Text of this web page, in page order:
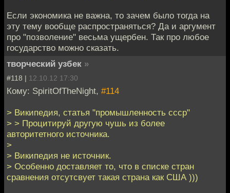
Если экономика не важна, то зачем было тогда на
эту тему вообще распространяться? Да и аргумент
про "позволение" весьма ущербен. Так про любое
государство можно сказать.
творческий узбек »
#118 | 12.10.12 17:30
Кому: SpiritOfTheNight, #114
> Википедия, статья "промышленность ссср"
> > Процитируй другую чушь из более
авторитетного источника.
>
> Википедия не источник.
> Особенно доставляет то, что в списке стран
сравнения отсутсвует такая страна как США )))